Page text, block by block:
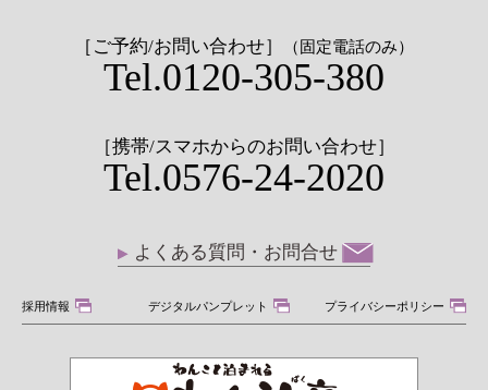
［ご予約/お問い合わせ］ （固定電話のみ）
Tel.0120-305-380
［携帯/スマホからのお問い合わせ］
Tel.0576-24-2020
よくある質問・お問合せ
採用情報 デジタルパンプレット プライバシーポリシー